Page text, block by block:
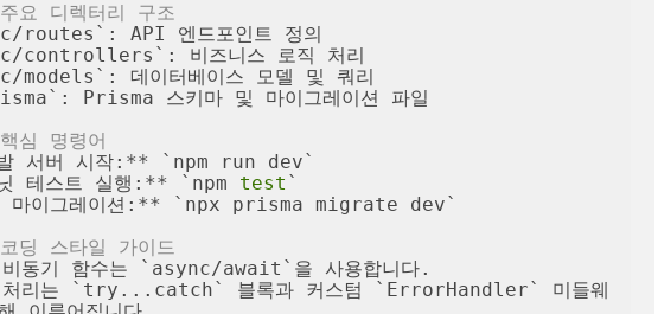
요 디렉터리 구조
API 엔드포인트 정의
비즈니스 로직 처리
데이터베이스 모델 및 쿼리
Prisma 스키마 및 마이그레이션 파일
심 명령어
서버 시작:** `npm run dev`
테스트 실행:** `npm test `
마이그레이션:** `npx prisma migrate dev`
딩 스타일 가이드
동기 함수는 `async/await`을 사용합니다.
리는 `try...catch` 블록과 커스텀 `ErrorHandler` 미들웨